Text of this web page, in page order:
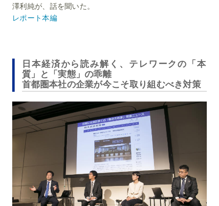
澤利純が、話を聞いた。
レポート本編
日本経済から読み解く、テレワークの「本
質」と「実態」の乖離
首都圏本社の企業が今こそ取り組むべき対策